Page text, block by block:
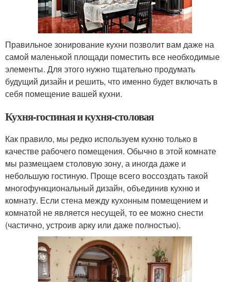
Правильное зонирование кухни позволит вам даже на
самой маленькой площади поместить все необходимые
элементы. Для этого нужно тщательно продумать
будущий дизайн и решить, что именно будет включать в
себя помещение вашей кухни.
Кухня-гостиная и кухня-столовая
Как правило, мы редко используем кухню только в
качестве рабочего помещения. Обычно в этой комнате
мы размещаем столовую зону, а иногда даже и
небольшую гостиную. Проще всего воссоздать такой
многофункциональный дизайн, объединив кухню и
комнату. Если стена между кухонным помещением и
комнатой не является несущей, то ее можно снести
(частично, устроив арку или даже полностью).